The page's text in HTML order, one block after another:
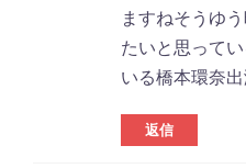
ますねそうゆ
たいと思って
いる橋本環奈
返信